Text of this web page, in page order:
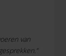
van